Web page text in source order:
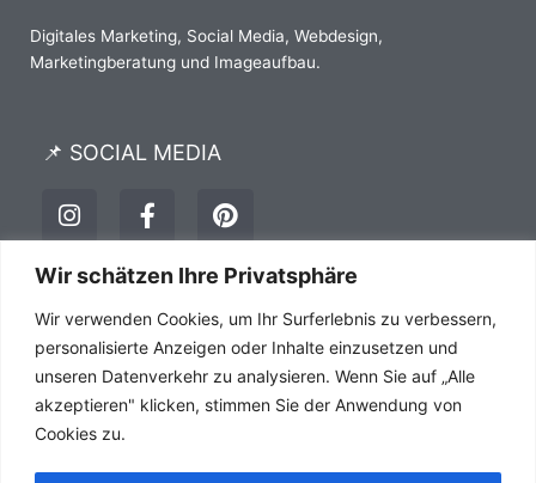
Wir schätzen Ihre Privatsphäre
Wir verwenden Cookies, um Ihr Surferlebnis zu verbessern,
personalisierte Anzeigen oder Inhalte einzusetzen und
unseren Datenverkehr zu analysieren. Wenn Sie auf „Alle
akzeptieren" klicken, stimmen Sie der Anwendung von
Cookies zu.
Digitales Marketing, Social Media, Webdesign,
Marketingberatung und Imageaufbau.
📌 SOCIAL MEDIA
I
n
s
t
g
r
a
m
F
a
c
e
o
o
k
-
P
i
n
t
r
e
s
t